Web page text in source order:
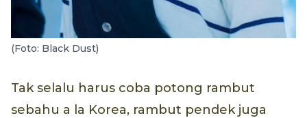
(Foto: Black Dust)
Tak selalu harus coba potong rambut
sebahu a la Korea, rambut pendek juga